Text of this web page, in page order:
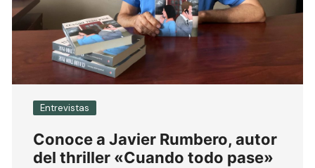
Entrevistas
Conoce a Javier Rumbero, autor
del thriller «Cuando todo pase»